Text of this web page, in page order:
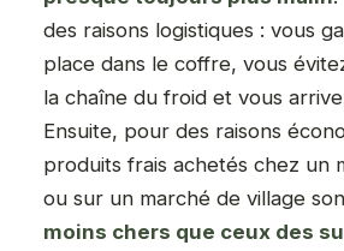
des raisons logistiques : vous
place dans le coffre, vous
la chaîne du froid et vous
Ensuite, pour des raisons
produits frais achetés chez un
ou sur un marché de village
moins chers que ceux des